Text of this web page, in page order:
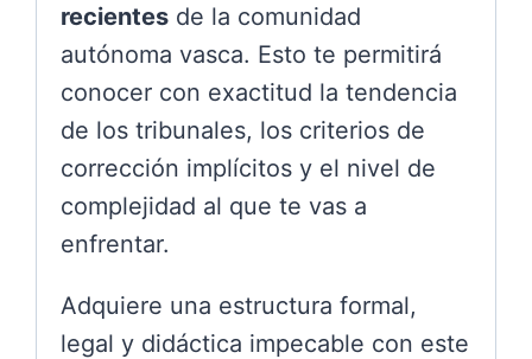
recientesde la comunidad
autónoma vasca. Esto te permitirá
conocer con exactitud la tendencia
de los tribunales, los criterios de
corrección implícitos y el nivel de
complejidad al que te vas a
enfrentar.
Adquiere una estructura formal,
legal y didáctica impecable con este